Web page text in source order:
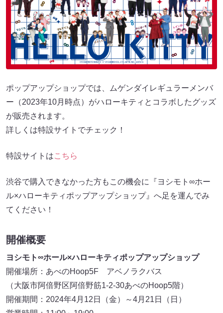
ポップアップショップでは、ムゲンダイレギュラーメンバ
ー（2023年10月時点）がハローキティとコラボしたグッズ
が販売されます。
詳しくは特設サイトでチェック！
特設サイトはこちら
渋谷で購入できなかった方もこの機会に『ヨシモト∞ホー
ル×ハローキティポップアップショップ』へ足を運んでみ
てください！
開催概要
ヨシモト∞ホール×ハローキティポップアップショップ
開催場所：あべのHoop5F アベノラクバス
（大阪市阿倍野区阿倍野筋1-2-30あべのHoop5階）
開催期間：2024年4月12日（金）～4月21日（日）